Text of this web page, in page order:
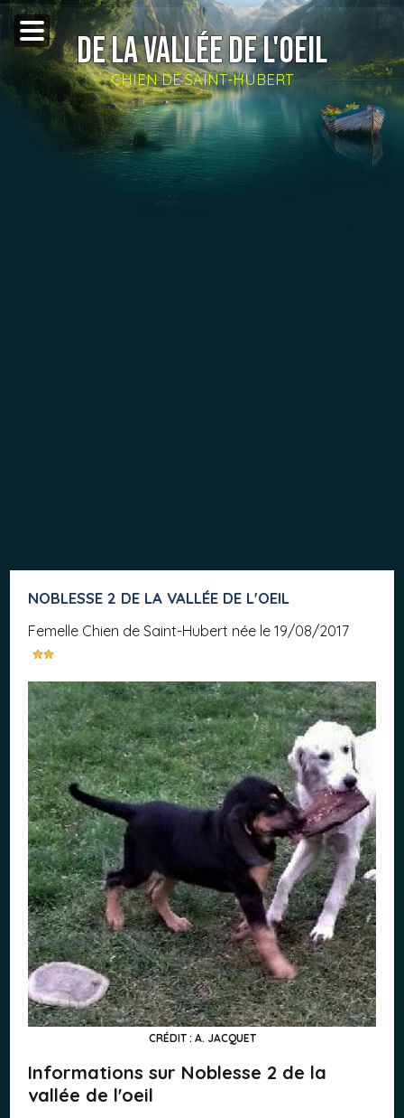
DE LA VALLÉE DE L'OEIL
CHIEN DE SAINT-HUBERT
NOBLESSE 2 DE LA VALLÉE DE L'OEIL
femelle Chien de Saint-Hubert née le 19/08/2017
CRÉDIT : A. JACQUET
Informations sur Noblesse 2 de la
vallée de l'oeil